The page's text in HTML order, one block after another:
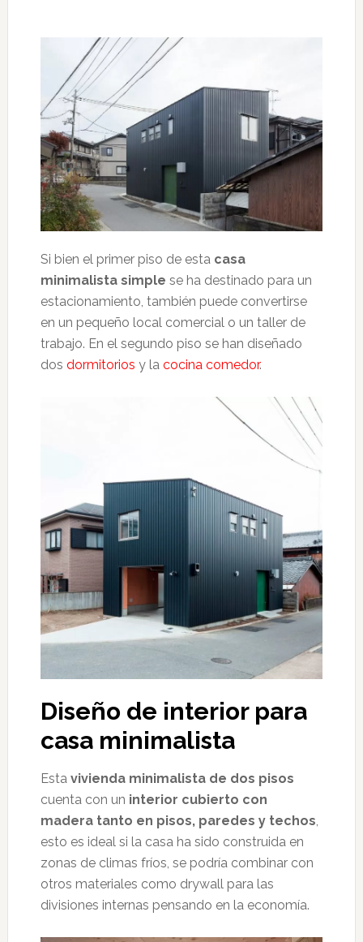
Si bien el primer piso de esta casa
minimalista simple se ha destinado para un
estacionamiento, también puede convertirse
en un pequeño local comercial o un taller de
trabajo. En el segundo piso se han diseñado
dos dormitorios y la cocina comedor.
Diseño de interior para
casa minimalista
Esta vivienda minimalista de dos pisos
cuenta con un interior cubierto con
madera tanto en pisos, paredes y techos,
esto es ideal si la casa ha sido construida en
zonas de climas fríos, se podría combinar con
otros materiales como drywall para las
divisiones internas pensando en la economía.